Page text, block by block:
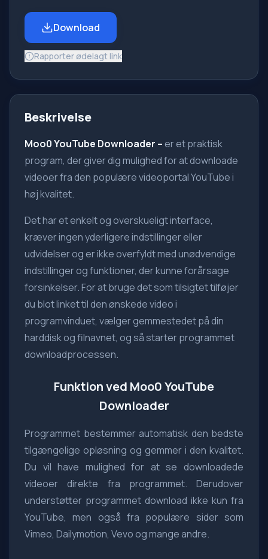
Download
Rapporter ødelagt link
Beskrivelse
Moo0 YouTube Downloader –er et praktisk
program, der giver dig mulighed for at downloade
videoer fra den populære videoportal YouTube i
høj kvalitet.
Det har et enkelt og overskueligt interface,
kræver ingen yderligere indstillinger eller
udvidelser og er ikke overfyldt med unødvendige
indstillinger og funktioner, der kunne forårsage
forsinkelser. For at bruge det som tilsigtet tilføjer
du blot linket til den ønskede video i
programvinduet, vælger gemmestedet på din
harddisk og filnavnet, og så starter programmet
downloadprocessen.
Funktion ved Moo0 YouTube
Downloader
Programmet bestemmer automatisk den bedste
tilgængelige opløsning og gemmer i den kvalitet.
Du vil have mulighed for at se downloadede
videoer direkte fra programmet. Derudover
understøtter programmet download ikke kun fra
YouTube, men også fra populære sider som
Vimeo, Dailymotion, Vevo og mange andre.